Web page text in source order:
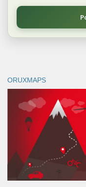
ORUXMAPS